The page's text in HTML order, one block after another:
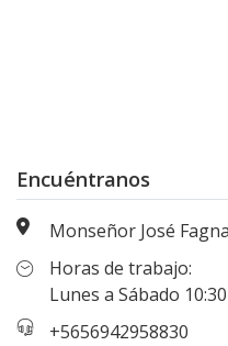
Encuéntranos
Monseñor José Fagnano
Horas de trabajo:
Lunes a Sábado
+5656942958830